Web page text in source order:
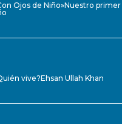
Ojos de Niño»Nuestro primer
vive?Ehsan Ullah Khan